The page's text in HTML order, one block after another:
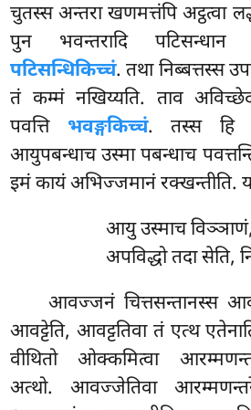
चुतस्स अन्तरा खणमत्तंपि अट्ठत्वा
पुन भवन्तरादि पटिसन्धान
पटिसन्धिकिच्चं. तथा निब्बत्तस्स
तं कम्मं नखिय्यति. ताव अविच्छेद
पवत्ति भवङ्गकिच्चं. तस्स हि
आयुपबन्धाच उस्मा पबन्धाच
इमं कायं अभिज्जमानं रक्खन्तीति.
आयु उस्माच
अपविद्धो तदा सेति,
आवज्जनं चित्तसन्तानस्स
आवट्टेति, आवट्टतिवा तं एत्थ
वीथितो ओक्कमित्वा
अत्थो. आवज्जेतिवा